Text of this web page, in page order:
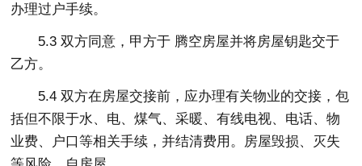
办理过户手续。
5.3 双方同意，甲方于 腾空房屋并将房屋钥匙交于
乙方。
5.4 双方在房屋交接前，应办理有关物业的交接，包
括但不限于水、电、煤气、采暖、有线电视、电话、物
业费、户口等相关手续，并结清费用。房屋毁损、灭失